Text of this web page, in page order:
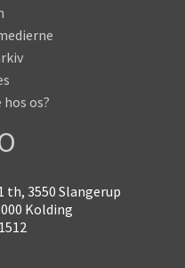
hos os?
th, 3550 Slangerup
Kolding